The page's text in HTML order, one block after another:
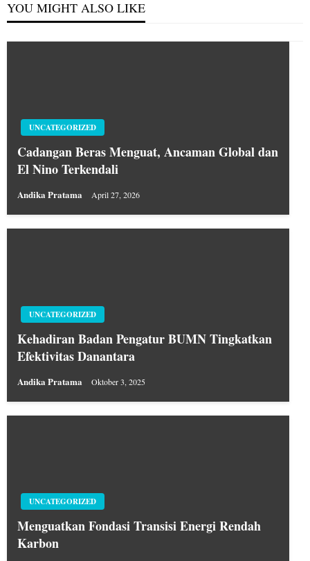
YOU MIGHT ALSO LIKE
UNCATEGORIZED
Cadangan Beras Menguat, Ancaman Global dan
El Nino Terkendali
Andika Pratama April 27, 2026
UNCATEGORIZED
Kehadiran Badan Pengatur BUMN Tingkatkan
Efektivitas Danantara
Andika Pratama Oktober 3, 2025
UNCATEGORIZED
Menguatkan Fondasi Transisi Energi Rendah
Karbon